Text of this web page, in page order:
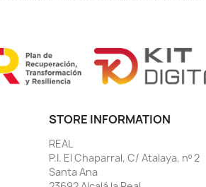
STORE INFORMATION
REAL
P.I. El Chaparral, C/ Atalaya, nº 2
Santa Ana